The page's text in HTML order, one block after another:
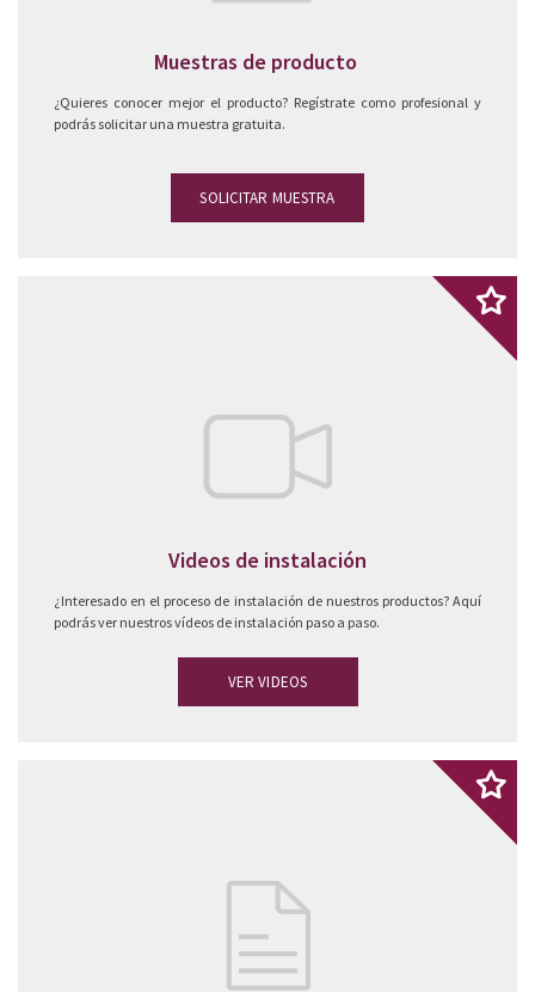
Muestras de producto
¿Quieres conocer mejor el producto? Regístrate como profesional y
podrás solicitar una muestra gratuita.
SOLICITAR MUESTRA
Videos de instalación
¿Interesado en el proceso de instalación de nuestros productos? Aquí
podrás ver nuestros vídeos de instalación paso a paso.
VER VIDEOS